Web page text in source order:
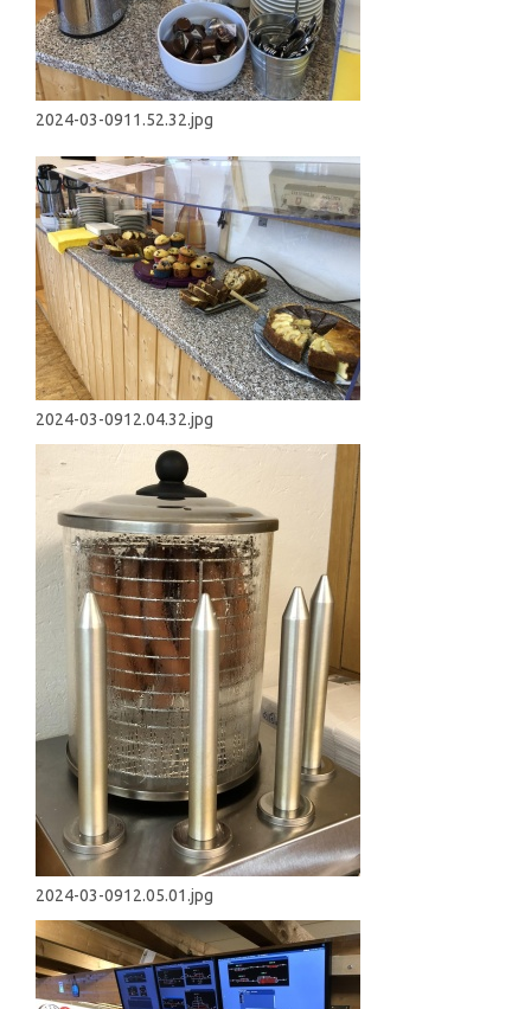
2024-03-0911.52.32.jpg
2024-03-0912.04.32.jpg
2024-03-0912.05.01.jpg